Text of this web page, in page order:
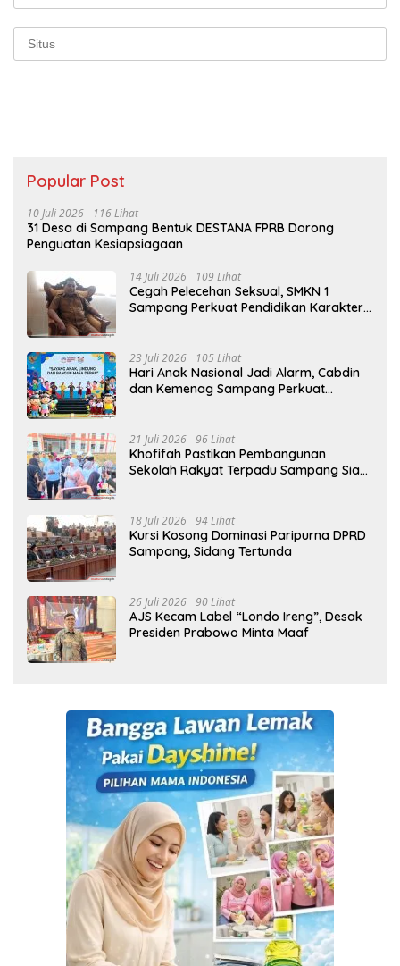
Popular Post
10 Juli 2026 116 Lihat
31 Desa di Sampang Bentuk DESTANA FPRB Dorong
Penguatan Kesiapsiagaan
14 Juli 2026 109 Lihat
Cegah Pelecehan Seksual, SMKN 1
Sampang Perkuat Pendidikan Karakter
23 Juli 2026 105 Lihat
Hari Anak Nasional Jadi Alarm, Cabdin
dan Kemenag Sampang Perkuat
21 Juli 2026 96 Lihat
Khofifah Pastikan Pembangunan
Sekolah Rakyat Terpadu Sampang Siap
18 Juli 2026 94 Lihat
Kursi Kosong Dominasi Paripurna DPRD
Sampang, Sidang Tertunda
26 Juli 2026 90 Lihat
AJS Kecam Label “Londo Ireng”, Desak
Presiden Prabowo Minta Maaf